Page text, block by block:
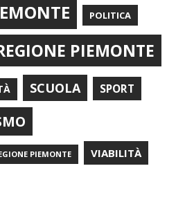
POLITICA
PIEMONTE
SCUOLA SPORT
PIEMONTE VIABILITÀ